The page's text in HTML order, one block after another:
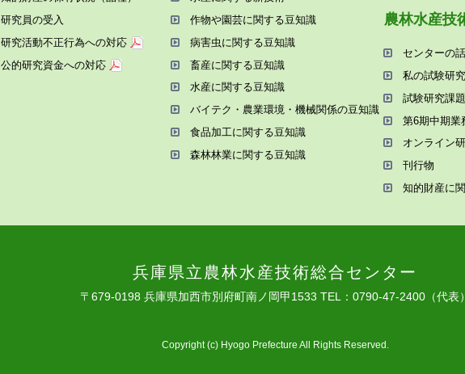
研究員の受⼊
研究活動不正⾏為への対応
公的研究資金への対応
作物や園芸に関する⾖知識
病害⾍に関する⾖知識
畜産に関する⾖知識
⽔産に関する⾖知識
バイテク・農業環境・機械関係の⾖知識
⾷品加⼯に関する⾖知識
森林林業に関する⾖知識
農林⽔産技
センターの
私の試験研究
試験研究課題
第6期中期業
オンライン
刊⾏物
知的財産に
兵庫県⽴農林⽔産技術総合センター
〒679-0198 兵庫県加⻄市別府町南ノ岡甲1533 TEL：0790-47-2400（代表）
Copyright (c) Hyogo Prefecture All Rights Reserved.